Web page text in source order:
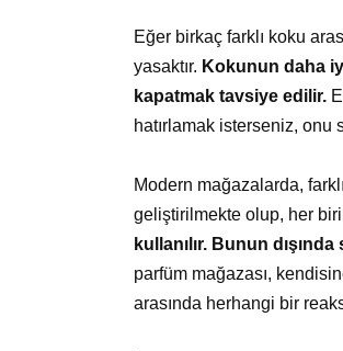
Eğer birkaç farklı koku
yasaktır. Kokunun daha
kapatmak tavsiye edilir.
hatırlamak isterseniz,
Modern mağazalarda,
geliştirilmekte olup, her
kullanılır. Bunun
parfüm mağazası,
arasında herhangi bir